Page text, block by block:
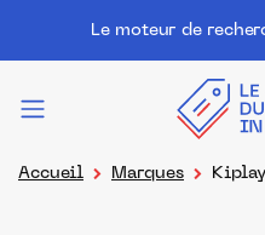
Le moteur de
Accueil Marques